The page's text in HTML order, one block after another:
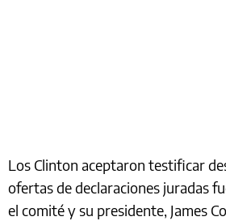
Los Clinton aceptaron testificar
ofertas de declaraciones juradas
el comité y su presidente, James